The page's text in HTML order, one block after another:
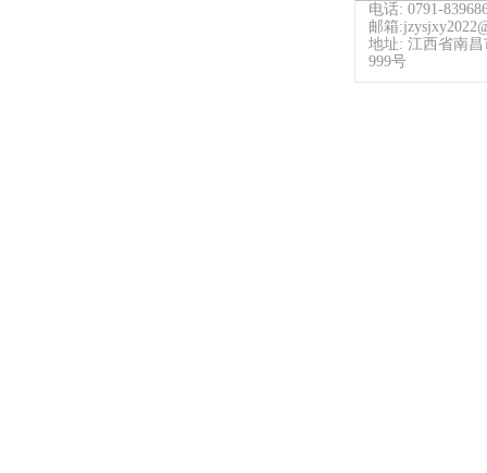
电话: 0791-
邮箱
地址: 江西省南
999号